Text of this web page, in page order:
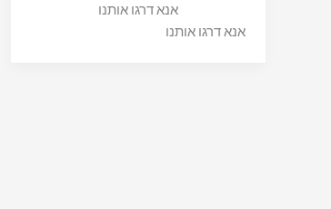
אנא דרגו אותנו
אנא דרגו אותנו